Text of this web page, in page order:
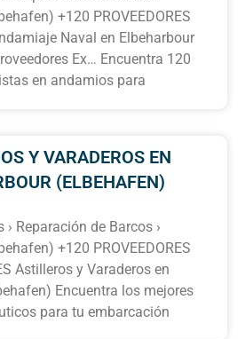
+120 PROVEEDORES
Naval en Elbeharbour
Ex… Encuentra 120
en andamios para
Y VARADEROS EN
(ELBEHAFEN)
› Reparación de Barcos ›
+120 PROVEEDORES
Astilleros y Varaderos en
Encuentra los mejores
para tu embarcación